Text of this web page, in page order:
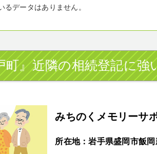
データはありません。
町』近隣の相続登記に強
みちのくメモリーサ
所在地：岩手県盛岡市飯